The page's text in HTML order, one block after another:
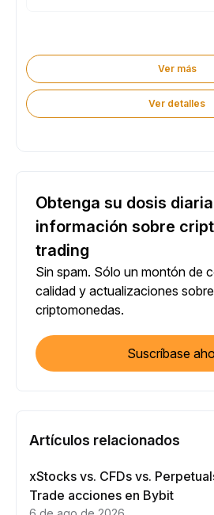
Ver más
Ver detalles
Obtenga su dosis
información sobre
trading
Sin spam. Sólo un montón de
calidad y actualizaciones
criptomonedas.
Suscríbase
Artículos relacionados
xStocks vs. CFDs vs.
Trade acciones en Bybit